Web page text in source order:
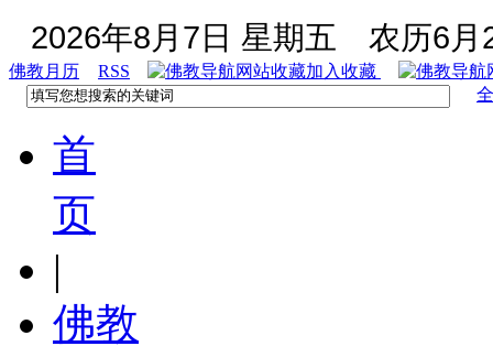
2026年8月7日 星期五 农历6月
佛教月历 RSS
加入收藏
首
页
|
佛教